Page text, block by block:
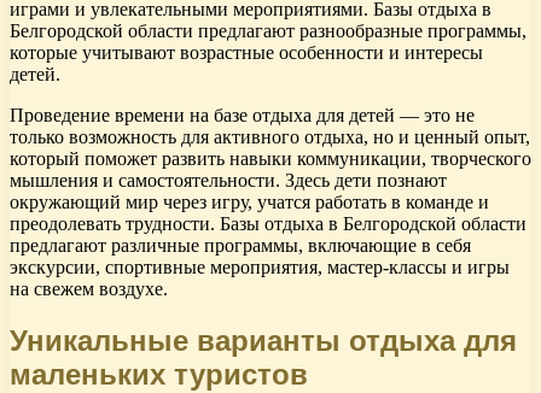
играми и увлекательными мероприятиями. Базы отдыха в
Белгородской области предлагают разнообразные программы,
которые учитывают возрастные особенности и интересы
детей.
Проведение времени на базе отдыха для детей — это не
только возможность для активного отдыха, но и ценный опыт,
который поможет развить навыки коммуникации, творческого
мышления и самостоятельности. Здесь дети познают
окружающий мир через игру, учатся работать в команде и
преодолевать трудности. Базы отдыха в Белгородской области
предлагают различные программы, включающие в себя
экскурсии, спортивные мероприятия, мастер-классы и игры
на свежем воздухе.
Уникальные варианты отдыха для
маленьких туристов